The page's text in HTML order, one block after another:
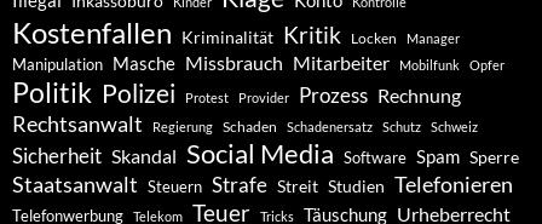
Kostenfallen Kriminalität Kritik Locken Manager
Manipulation Masche Missbrauch Mitarbeiter Mobilfunk Opfer
Politik Polizei Protest Provider Prozess Rechnung
Rechtsanwalt Regierung Schaden Schadenersatz Schutz Schweiz
Sicherheit Skandal Social Media Software Spam Sperre
Staatsanwalt Steuern Strafe Streit Studien Telefonieren
Telefonwerbung Telekom Teuer Tricks Täuschung Urheberrecht